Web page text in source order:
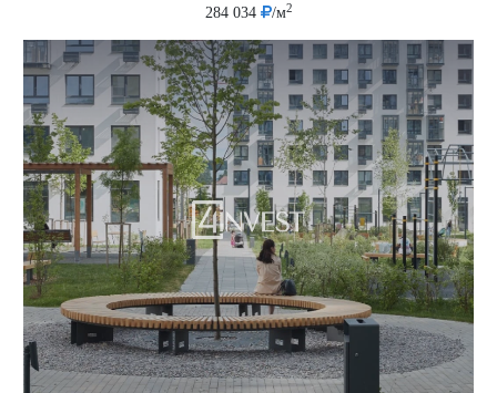
284 034 /м2